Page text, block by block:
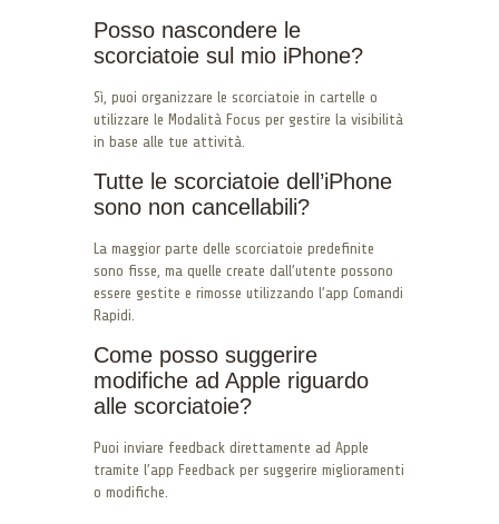
Posso nascondere le
scorciatoie sul mio iPhone?
Sì, puoi organizzare le scorciatoie in cartelle o
utilizzare le Modalità Focus per gestire la visibilità
in base alle tue attività.
Tutte le scorciatoie dell’iPhone
sono non cancellabili?
La maggior parte delle scorciatoie predefinite
sono fisse, ma quelle create dall’utente possono
essere gestite e rimosse utilizzando l’app Comandi
Rapidi.
Come posso suggerire
modifiche ad Apple riguardo
alle scorciatoie?
Puoi inviare feedback direttamente ad Apple
tramite l’app Feedback per suggerire miglioramenti
o modifiche.